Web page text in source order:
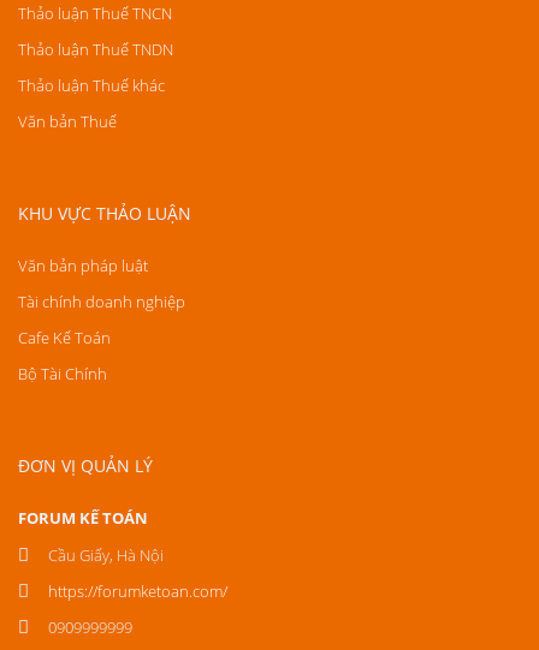
Thảo luận Thuế TNCN
Thảo luận Thuế TNDN
Thảo luận Thuế khác
Văn bản Thuế
KHU VỰC THẢO LUẬN
Văn bản pháp luật
Tài chính doanh nghiệp
Cafe Kế Toán
Bộ Tài Chính
ĐƠN VỊ QUẢN LÝ
FORUM KẾ TOÁN
Cầu Giấy, Hà Nội
https://forumketoan.com/
0909999999